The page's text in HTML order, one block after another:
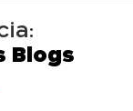
Blogs